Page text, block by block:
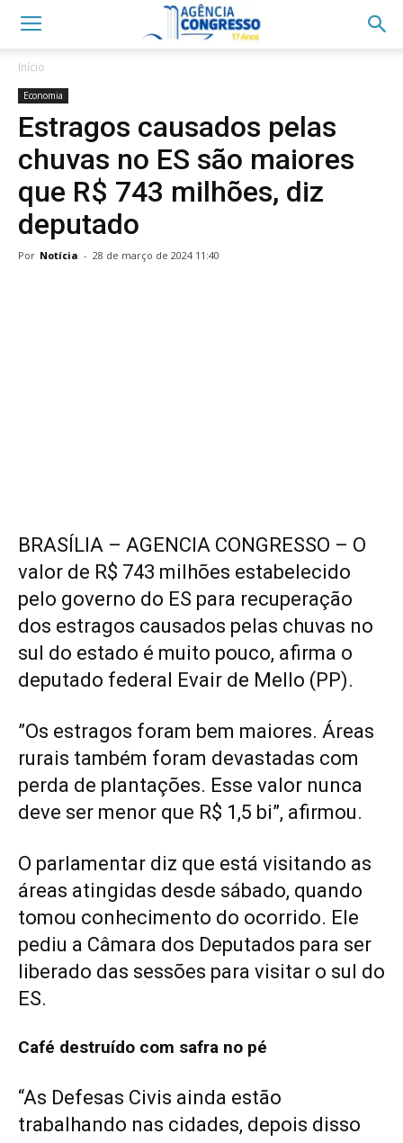
Início
Economia
Estragos causados pelas
chuvas no ES são maiores
que R$ 743 milhões, diz
deputado
Por Notícia - 28 de março de 2024 11:40
BRASÍLIA – AGENCIA CONGRESSO – O
valor de R$ 743 milhões estabelecido
pelo governo do ES para recuperação
dos estragos causados pelas chuvas no
sul do estado é muito pouco, afirma o
deputado federal Evair de Mello (PP).
”Os estragos foram bem maiores. Áreas
rurais também foram devastadas com
perda de plantações. Esse valor nunca
deve ser menor que R$ 1,5 bi”, afirmou.
O parlamentar diz que está visitando as
áreas atingidas desde sábado, quando
tomou conhecimento do ocorrido. Ele
pediu a Câmara dos Deputados para ser
liberado das sessões para visitar o sul do
ES.
Café destruído com safra no pé
“As Defesas Civis ainda estão
trabalhando nas cidades, depois disso